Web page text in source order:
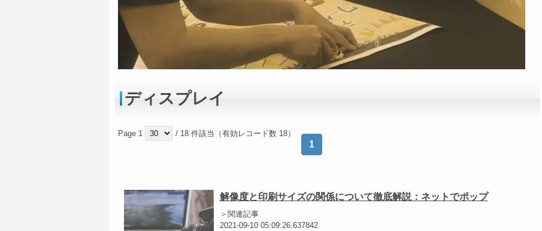
ディスプレイ
Page 1 / 18 件該当（有効レコード数 18）
1
解像度と印刷サイズの関係について徹底解説：ネットでポップ
＞関連記事
2021-09-10 05:09:26.637842